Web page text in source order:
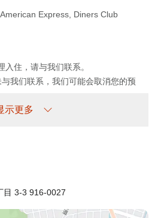
American Express Diners Club
住，请与我们联系。
我们联系，我们可能会取消您的预
住宿费
示更多
目 3-3 916-0027